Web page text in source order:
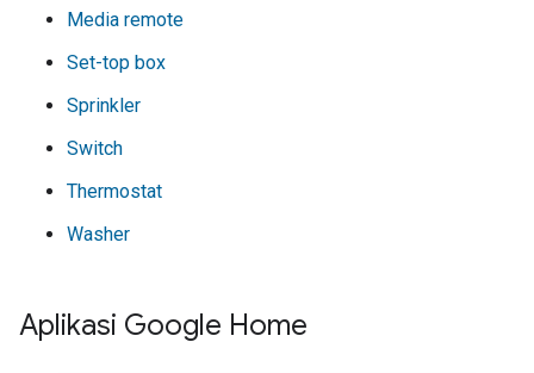
Media remote
Set-top box
Sprinkler
Switch
Thermostat
Washer
Aplikasi Google Home